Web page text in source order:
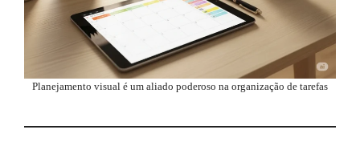
Planejamento visual é um aliado poderoso na organização de tarefas